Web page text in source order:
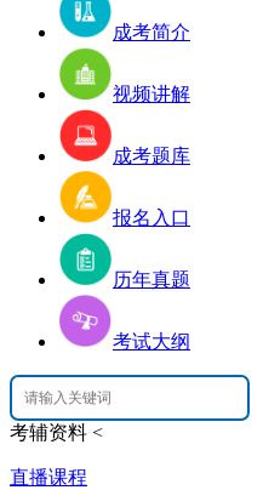
成考简介
视频讲解
成考题库
报名入口
历年真题
考试大纲
考辅资料 <
直播课程